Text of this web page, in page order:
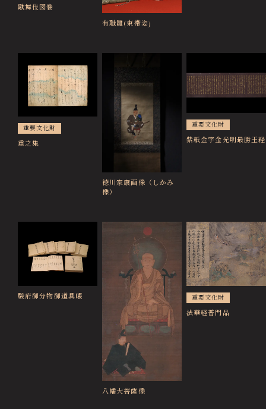
歌舞伎図巻
有職雛(束帯姿)
重要文化財
重之集
徳川家康画像（しかみ
像）
重要文化財
紫紙金字金光明最勝王経
駿府御分物御道具帳
八幡大菩薩像
重要文化財
法華経普門品